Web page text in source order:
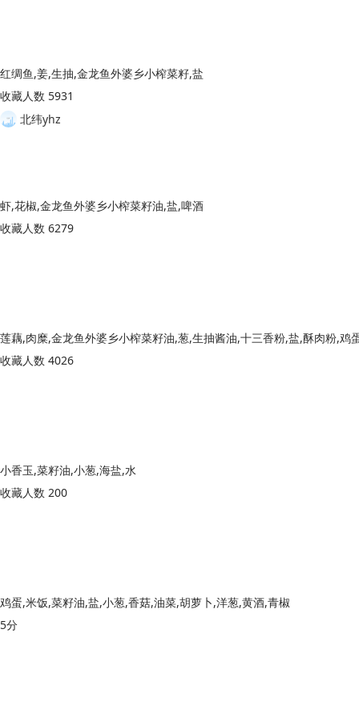
红绸鱼,姜,生抽,金龙鱼外婆乡小榨菜籽,盐
收藏人数 5931
北纬yhz
虾,花椒,金龙鱼外婆乡小榨菜籽油,盐,啤酒
收藏人数 6279
莲藕,肉糜,金龙鱼外婆乡小榨菜籽油,葱,生抽酱油,十三香粉,盐,酥肉粉,鸡
收藏人数 4026
小香玉,菜籽油,小葱,海盐,水
收藏人数 200
鸡蛋,米饭,菜籽油,盐,小葱,香菇,油菜,胡萝卜,洋葱,黄酒,青椒
5分